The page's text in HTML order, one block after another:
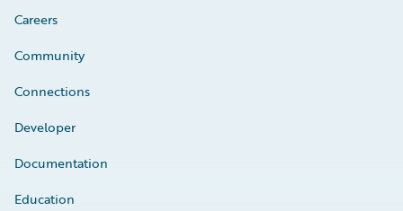
Careers
Community
Connections
Developer
Documentation
Education